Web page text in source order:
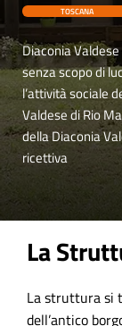
TOSCANA
Diaconia
senza scopo di
l’attività sociale
Valdese di Rio
della Diaconia
ricettiva
La
La struttura si
dell’antico